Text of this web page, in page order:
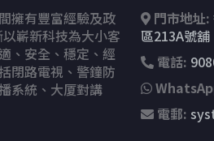
擁有豐富經驗及政
嶄新科技為大小客
、安全、穩定、經
閉路電視、警鐘防
系統、大厦對講
門市地址:
區213A號舖
電話:
電郵: